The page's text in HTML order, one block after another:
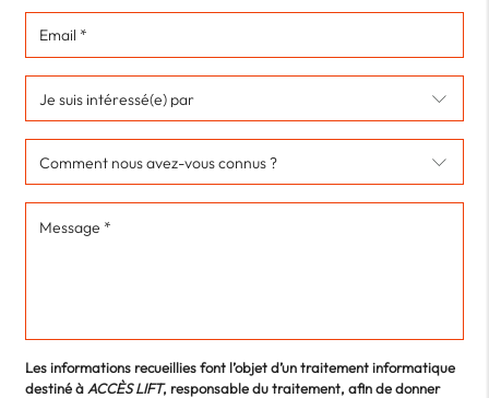
Les informations recueillies font l’objet d’un traitement informatique
destiné à ACCÈS LIFT, responsable du traitement, afin de donner